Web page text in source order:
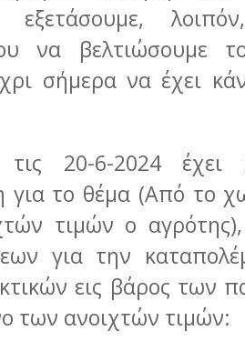
να βελτιώσουμε
σήμερα να έχει
20-6-2024 έχει
για το θέμα (Από το
τιμών ο
για την
εις βάρος των
των ανοιχτών τιμών: